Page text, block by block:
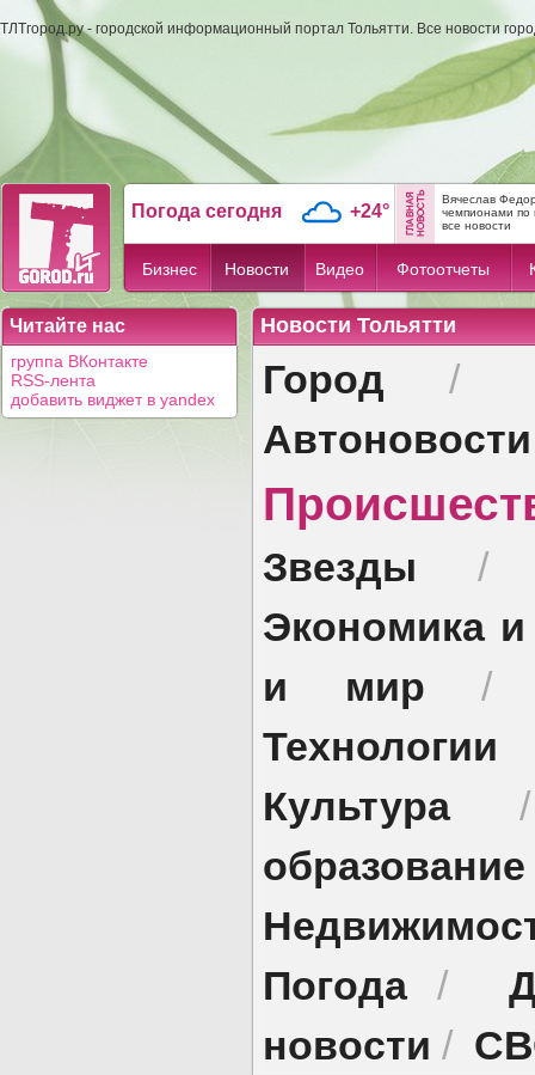
ТЛТгород.ру - городской информационный портал Тольятти. Все новости
Погода сегодня +24°
Вячеслав
чемпионами по
все новости
Бизнес Новости Видео Фотоотчеты
Читайте нас
группа ВКонтакте
RSS-лента
добавить виджет в yandex
Новости Тольятти
Город /
Автоновости
Звезды
Экономика
и мир
Технологии
Культура
образование
Погода/
новости /